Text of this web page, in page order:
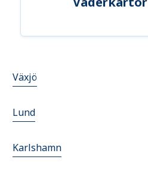
Växjö
Lund
Karlshamn